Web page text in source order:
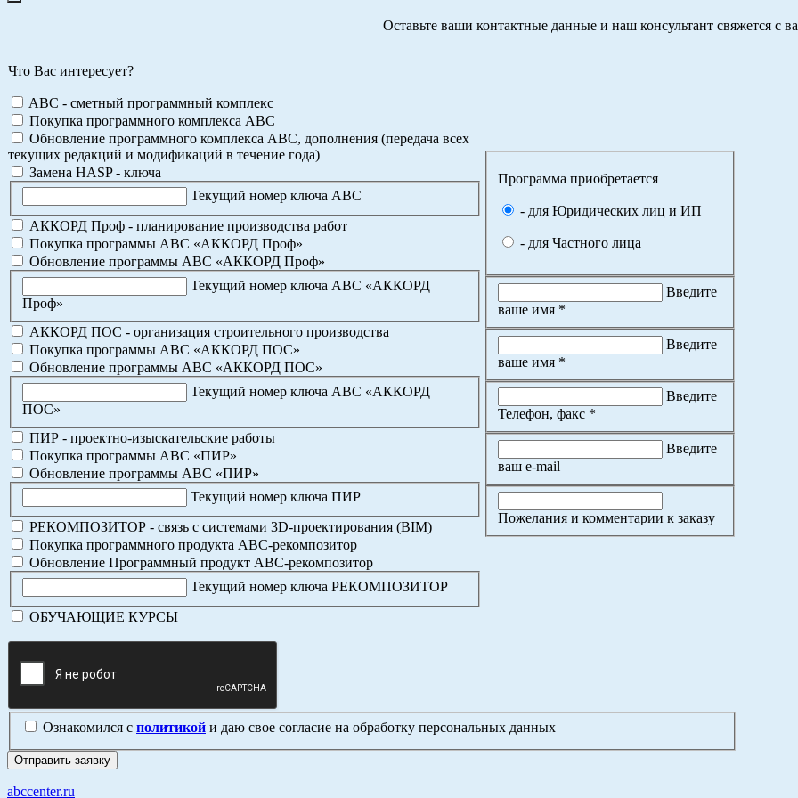
Оставьте ваши контактные данные и наш консультант свяжется с
Что Вас интересует?
ABC - сметный программный комплекс
Покупка программного комплекса АВС
Обновление программного комплекса АВС, дополнения (передача всех
текущих редакций и модификаций в течение года)
Замена HASP - ключа
Текущий номер ключа АВС
АККОРД Проф - планирование производства работ
Покупка программы АВС «АККОРД Проф»
Обновление программы АВС «АККОРД Проф»
Текущий номер ключа АВС «АККОРД
Проф»
АККОРД ПОС - организация строительного производства
Покупка программы АВС «АККОРД ПОС»
Обновление программы АВС «АККОРД ПОС»
Текущий номер ключа АВС «АККОРД
ПОС»
ПИР - проектно-изыскательские работы
Покупка программы АВС «ПИР»
Обновление программы АВС «ПИР»
Текущий номер ключа ПИР
РЕКОМПОЗИТОР - связь с системами 3D-проектирования (BIM)
Покупка программного продукта АВС-рекомпозитор
Обновление Программный продукт АВС-рекомпозитор
Текущий номер ключа РЕКОМПОЗИТОР
ОБУЧАЮЩИЕ КУРСЫ
Программа приобретается
- для Юридических лиц и ИП
- для Частного лица
Введите
ваше имя *
Введите
ваше имя *
Введите
Телефон, факс *
Введите
ваш e-mail
Пожелания и комментарии к заказу
Ознакомился с политикой и даю свое согласие на обработку персональных данных
abccenter.ru